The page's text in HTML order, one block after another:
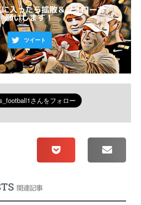
入ったら拡散＆フォローお
願いします！
ツイート
関連記事